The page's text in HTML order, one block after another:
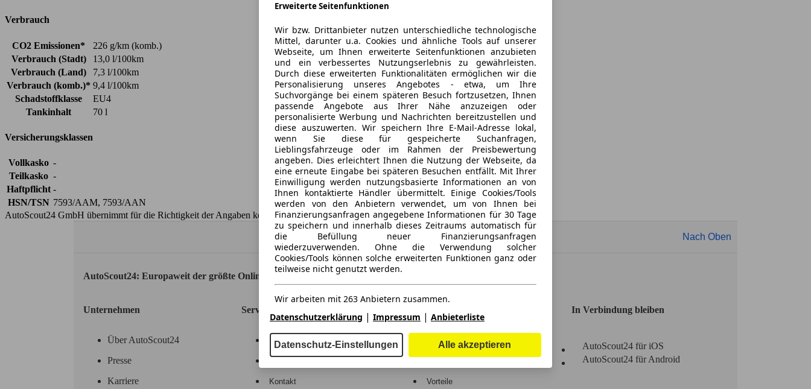
Verbrauch
CO2 Emissionen*
226 g/km (komb.)
Verbrauch (Stadt)
13,0 l/100km
Verbrauch (Land)
7,3 l/100km
Verbrauch (komb.)* 9,4 l/100km
Schadstoffklasse
EU4
Tankinhalt
70 l
Versicherungsklassen
Vollkasko -
Teilkasko -
Haftpflicht -
HSN/TSN 7593/AAM, 7593/AAN
AutoScout24 GmbH übernimmt für die Richtigkeit der Angaben keine Gewähr.
Nach Oben
AutoScout24: Europaweit der größte Online-Automarkt.
Unternehmen
Über AutoScout24
Presse
Karriere
Service
Hilfe
Kontakt
Anmelden
Vorteile
In Verbindung bleiben
AutoScout24 für iOS
AutoScout24 für Android
Erweiterte Seitenfunktionen
Wir bzw. Drittanbieter nutzen unterschiedliche technologische
Mittel, darunter u.a. Cookies und ähnliche Tools auf unserer
Webseite, um Ihnen erweiterte Seitenfunktionen anzubieten
und ein verbessertes Nutzungserlebnis zu gewährleisten.
Durch diese erweiterten Funktionalitäten ermöglichen wir die
Personalisierung unseres Angebotes - etwa, um Ihre
Suchvorgänge bei einem späteren Besuch fortzusetzen, Ihnen
passende Angebote aus Ihrer Nähe anzuzeigen oder
personalisierte Werbung und Nachrichten bereitzustellen und
diese auszuwerten. Wir speichern Ihre E-Mail-Adresse lokal,
wenn Sie diese für gespeicherte Suchanfragen,
Lieblingsfahrzeuge oder im Rahmen der Preisbewertung
angeben. Dies erleichtert Ihnen die Nutzung der Webseite, da
eine erneute Eingabe bei späteren Besuchen entfällt. Mit Ihrer
Einwilligung werden nutzungsbasierte Informationen an von
Ihnen kontaktierte Händler übermittelt. Einige Cookies/Tools
werden von den Anbietern verwendet, um von Ihnen bei
Finanzierungsanfragen angegebene Informationen für 30 Tage
zu speichern und innerhalb dieses Zeitraums automatisch für
die Befüllung neuer Finanzierungsanfragen
wiederzuverwenden. Ohne die Verwendung solcher
Cookies/Tools können solche erweiterten Funktionen ganz oder
teilweise nicht genutzt werden.
Wir arbeiten mit 263 Anbietern zusammen.
Datenschutzerklärung | Impressum | Anbieterliste
Datenschutz-Einstellungen Alle akzeptieren